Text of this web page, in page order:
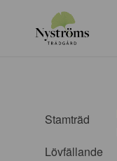
Stamträd
Lövfällande